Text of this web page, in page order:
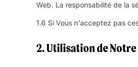
Web. La responsabilité de la
1.6 Si Vous n'acceptez pas
2. Utilisation de